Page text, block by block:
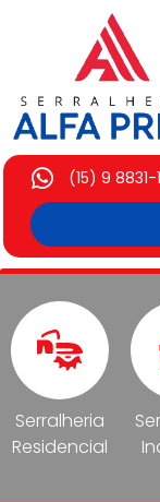
(15) 9 8831-
Serralheria
Residencial